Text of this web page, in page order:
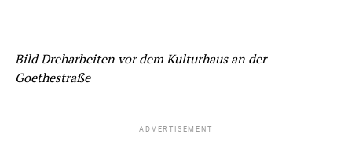
Bild Dreharbeiten vor dem Kulturhaus an der
Goethestraße
ADVERTISEMENT